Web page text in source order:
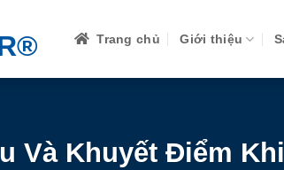
Trang chủ Giới thiệu
Và Khuyết Điểm